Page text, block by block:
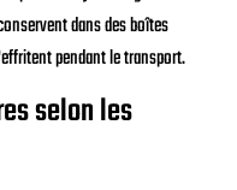
dans des boîtes
pendant le transport.
selon les